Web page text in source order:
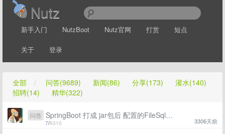
Nutz
新手入门 NutzBoot Nutz官网 打赏 短点
关于 登录
全部 / 问答(9689) 新闻(86) 分享(173)
灌水(140)
招聘(14)
精华(322)
7/6310 3306天前
问答 SpringBoot 打成 jar包后 配置的FileSqlManager 失效